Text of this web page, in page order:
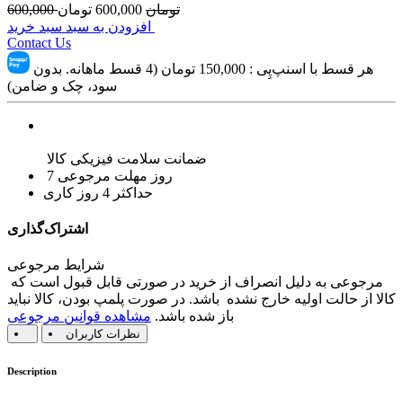
600,000 تومان 600,000 تومان
Contact Us
هر قسط با اسنپ‌پِی : 150,000
تومان (4 قسط ماهانه. بدون
سود، چک و ضامن)
ضمانت سلامت فیزیکی کالا
7 روز مهلت مرجوعی
حداکثر 4 روز کاری
اشتراک‌گذاری
شرایط مرجوعی
کالا از حالت اولیه خارج نشده باشد. در صورت پلمپ بودن، کالا نباید
باز شده باشد. مشاهده قوانین مرجوعی
نظرات کاربران
Description